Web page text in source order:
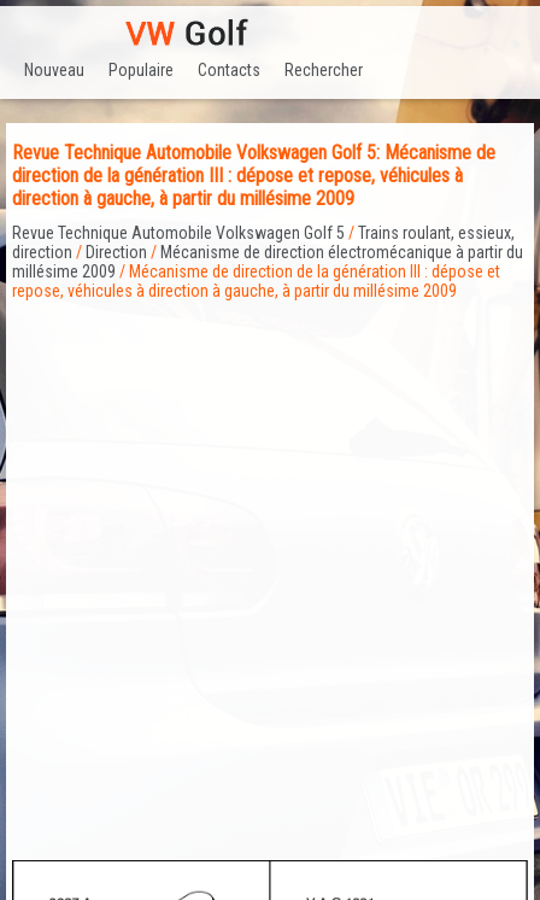
Nouveau Populaire Contacts Rechercher
Revue Technique Automobile Volkswagen Golf 5: Mécanisme de
direction de la génération III : dépose et repose, véhicules à
direction à gauche, à partir du millésime 2009
Revue Technique Automobile Volkswagen Golf 5 /Trains roulant, essieux,
direction / Direction / Mécanisme de direction électromécanique à partir du
millésime 2009 / Mécanisme de direction de la génération III : dépose et
repose, véhicules à direction à gauche, à partir du millésime 2009